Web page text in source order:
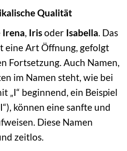
Qualität
Irena, Irisoder Isabella. Das
eine Art Öffnung, gefolgt
Fortsetzung. Auch Namen,
im Namen steht, wie bei
„I“ beginnend, ein Beispiel
können eine sanfte und
Diese Namen
zeitlos.